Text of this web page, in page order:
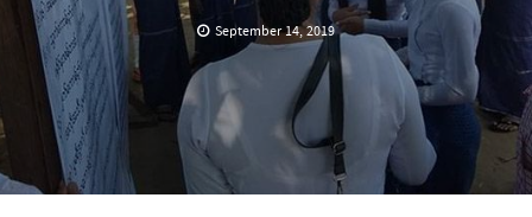
September 14, 2019